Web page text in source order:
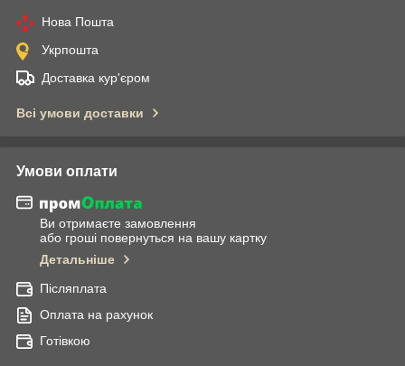
Нова Пошта
Укрпошта
Доставка кур'єром
Всі умови доставки
Умови оплати
Ви отримаєте замовлення
або гроші повернуться на вашу картку
Детальніше
Післяплата
Оплата на рахунок
Готівкою